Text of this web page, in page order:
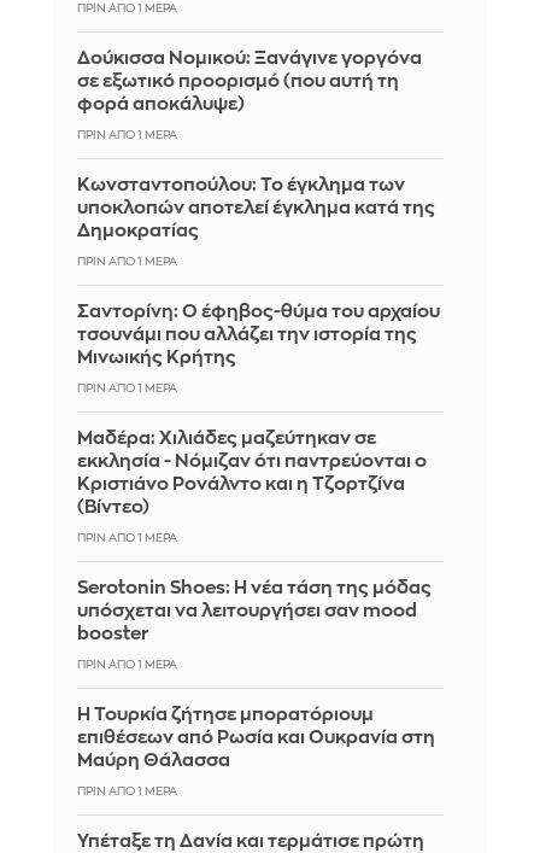
ΠΡΙΝ ΑΠΌ 1 ΜΈΡΑ
Δούκισσα Νομικού: Ξανάγινε γοργόνα
σε εξωτικό προορισμό (που αυτή τη
φορά αποκάλυψε)
ΠΡΙΝ ΑΠΌ 1 ΜΈΡΑ
Κωνσταντοπούλου: Το έγκλημα των
υποκλοπών αποτελεί έγκλημα κατά της
Δημοκρατίας
ΠΡΙΝ ΑΠΌ 1 ΜΈΡΑ
Σαντορίνη: Ο έφηβος-θύμα του αρχαίου
τσουνάμι που αλλάζει την ιστορία της
Μινωικής Κρήτης
ΠΡΙΝ ΑΠΌ 1 ΜΈΡΑ
Μαδέρα: Χιλιάδες μαζεύτηκαν σε
εκκλησία - Νόμιζαν ότι παντρεύονται ο
Κριστιάνο Ρονάλντο και η Τζορτζίνα
(Βίντεο)
ΠΡΙΝ ΑΠΌ 1 ΜΈΡΑ
Serotonin Shoes: Η νέα τάση της μόδας
υπόσχεται να λειτουργήσει σαν mood
booster
ΠΡΙΝ ΑΠΌ 1 ΜΈΡΑ
Η Τουρκία ζήτησε μπορατόριουμ
επιθέσεων από Ρωσία και Ουκρανία στη
Μαύρη Θάλασσα
ΠΡΙΝ ΑΠΌ 1 ΜΈΡΑ
Υπέταξε τη Δανία και τερμάτισε πρώτη